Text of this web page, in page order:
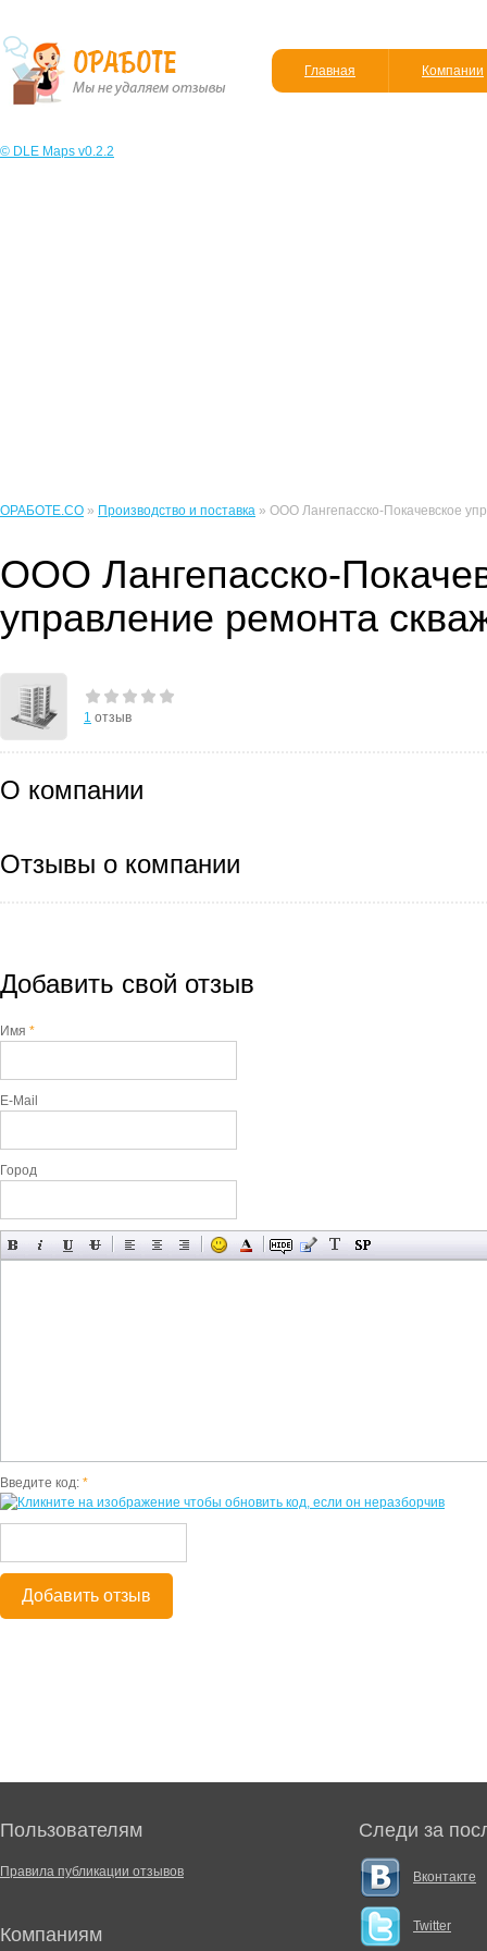
Главная Компании
© DLE Maps v0.2.2
ОРАБОТЕ.CO » Производство и поставка » ООО Лангепасско-Покачевское
ООО Лангепасско-
управление ремонта
1 отзыв
О компании
Отзывы о компании
Добавить свой отзыв
Имя *
E-Mail
Город
Введите код: *
Добавить отзыв
Пользователям
Правила публикации отзывов
Компаниям
Следи за
Вконтакте
Twitter